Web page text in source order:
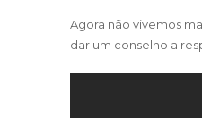
Agora não vivemos
dar um conselho a